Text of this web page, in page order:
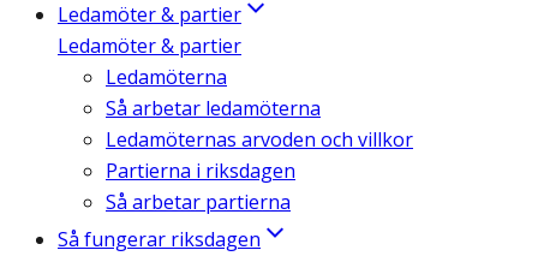
Ledamöter & partier
Ledamöter & partier
Ledamöterna
Så arbetar ledamöterna
Ledamöternas arvoden och villkor
Partierna i riksdagen
Så arbetar partierna
Så fungerar riksdagen